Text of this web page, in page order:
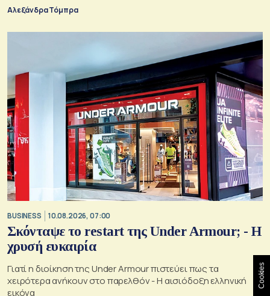
Αλεξάνδρα Τόμπρα
BUSINESS 10.08.2026, 07:00
Σκόνταψε το restart της Under Armour; - Η
χρυσή ευκαιρία
Γιατί η διοίκηση της Under Armour πιστεύει πως τα
χειρότερα ανήκουν στο παρελθόν - Η αισιόδοξη ελληνική
εικόνα
Cookies